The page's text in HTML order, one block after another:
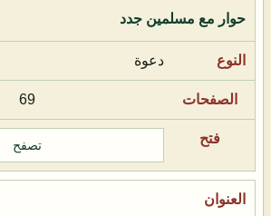
حوار مع مسلمين جدد
دعوة
69
تصفح